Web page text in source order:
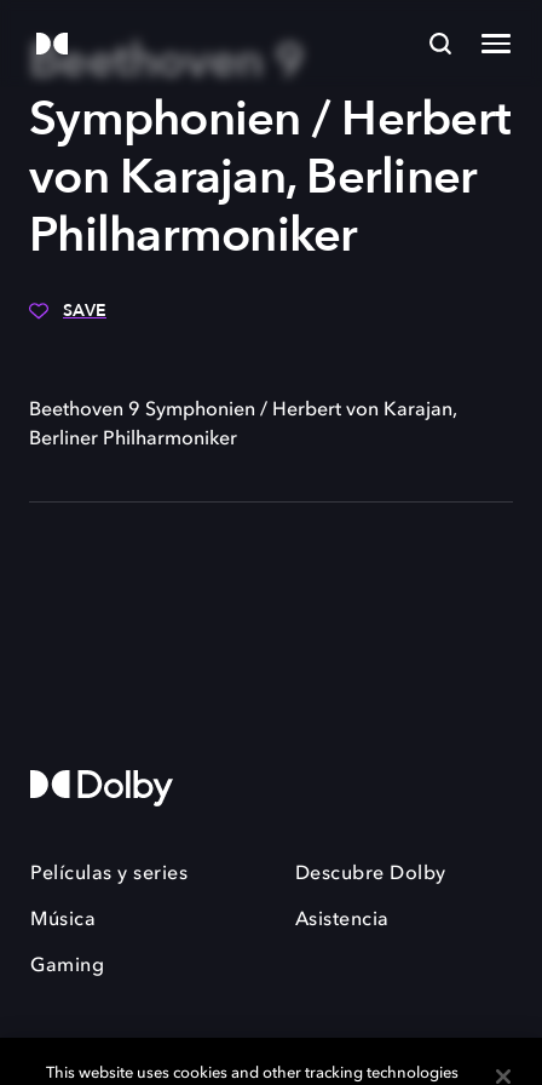
Beethoven 9
Symphonien / Herbert
von Karajan, Berliner
Philharmoniker
SAVE
Beethoven 9 Symphonien / Herbert von Karajan,
Berliner Philharmoniker
Películas y series
Música
Gaming
Descubre Dolby
Asistencia
This website uses cookies and other tracking technologies